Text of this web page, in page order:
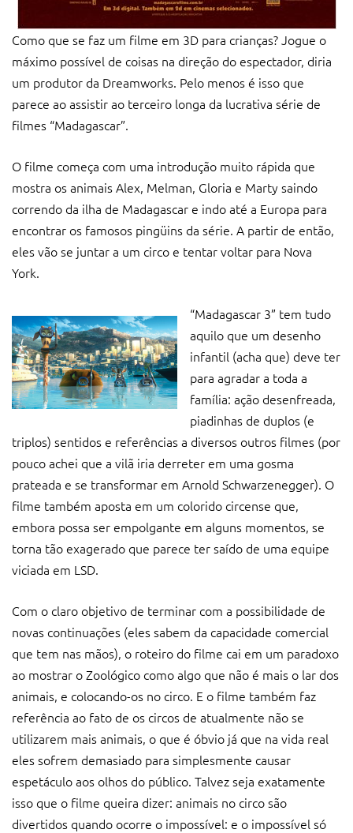
Como que se faz um filme em 3D para crianças? Jogue o
máximo possível de coisas na direção do espectador, diria
um produtor da Dreamworks. Pelo menos é isso que
parece ao assistir ao terceiro longa da lucrativa série de
filmes “Madagascar”.
O filme começa com uma introdução muito rápida que
mostra os animais Alex, Melman, Gloria e Marty saindo
correndo da ilha de Madagascar e indo até a Europa para
encontrar os famosos pingüins da série. A partir de então,
eles vão se juntar a um circo e tentar voltar para Nova
York.
“Madagascar 3” tem tudo
aquilo que um desenho
infantil (acha que) deve ter
para agradar a toda a
família: ação desenfreada,
piadinhas de duplos (e
triplos) sentidos e referências a diversos outros filmes (por
pouco achei que a vilã iria derreter em uma gosma
prateada e se transformar em Arnold Schwarzenegger). O
filme também aposta em um colorido circense que,
embora possa ser empolgante em alguns momentos, se
torna tão exagerado que parece ter saído de uma equipe
viciada em LSD.
Com o claro objetivo de terminar com a possibilidade de
novas continuações (eles sabem da capacidade comercial
que tem nas mãos), o roteiro do filme cai em um paradoxo
ao mostrar o Zoológico como algo que não é mais o lar dos
animais, e colocando-os no circo. E o filme também faz
referência ao fato de os circos de atualmente não se
utilizarem mais animais, o que é óbvio já que na vida real
eles sofrem demasiado para simplesmente causar
espetáculo aos olhos do público. Talvez seja exatamente
isso que o filme queira dizer: animais no circo são
divertidos quando ocorre o impossível: e o impossível só